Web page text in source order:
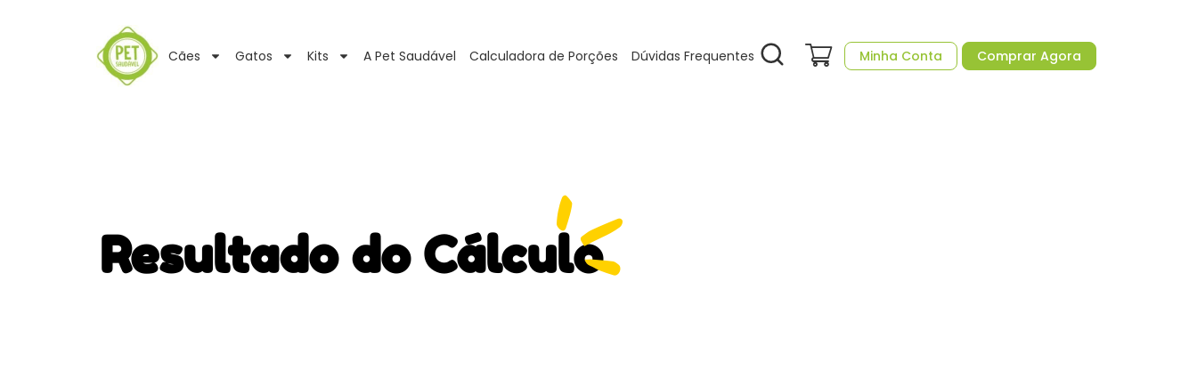
Cães Gatos Kits A Pet Saudável Calculadora de Porções Dúvidas Frequentes Minha Conta Comprar Agora
Resultado do Cálculo